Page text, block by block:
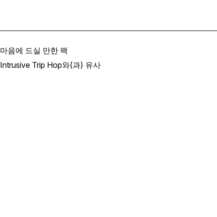
마음에 드실 만한 팩
Intrusive Trip Hop와(과) 유사